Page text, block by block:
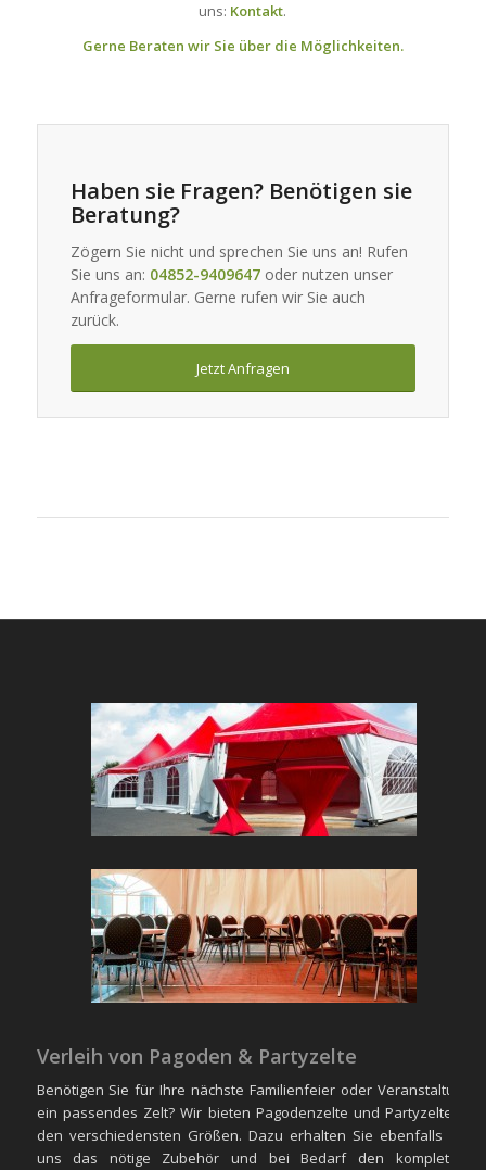
uns: Kontakt.
Gerne Beraten wir Sie über die Möglichkeiten.
Haben sie Fragen? Benötigen sie
Beratung?
Zögern Sie nicht und sprechen Sie uns an! Rufen
Sie uns an: 04852-9409647 oder nutzen unser
Anfrageformular. Gerne rufen wir Sie auch
zurück.
Jetzt Anfragen
Verleih von Pagoden & Partyzelte
Benötigen Sie für Ihre nächste Familienfeier oder Veranstaltung
ein passendes Zelt? Wir bieten Pagodenzelte und Partyzelte in
den verschiedensten Größen. Dazu erhalten Sie ebenfalls bei
uns das nötige Zubehör und bei Bedarf den kompletten